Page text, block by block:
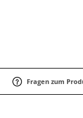
Fragen zum